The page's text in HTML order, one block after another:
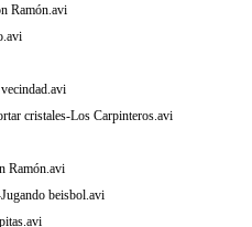
Ramón.avi
cristales-Los Carpinteros.avi
Ramón.avi
beisbol.avi